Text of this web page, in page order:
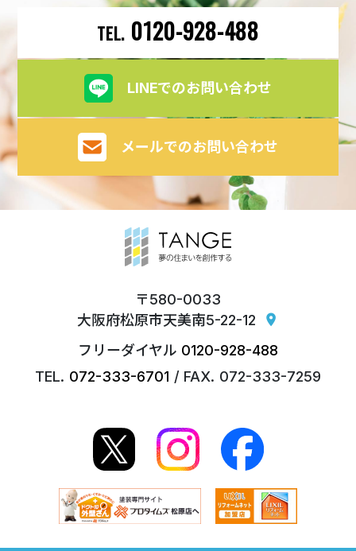
0120-928-488
LINEでのお問い合わせ
メールでのお問い合わせ
580-0033
大阪府松原市天美南5-22-12
location_on
0120-928-488
072-333-6701
072-333-7259